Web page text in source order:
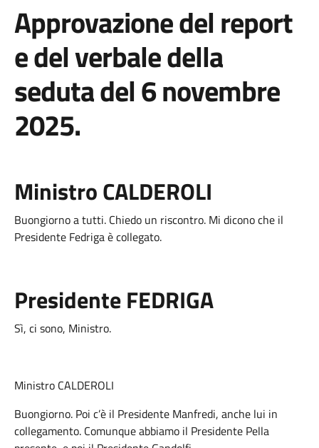
Approvazione del report
e del verbale della
seduta del 6 novembre
2025.
Ministro CALDEROLI
Buongiorno a tutti. Chiedo un riscontro. Mi dicono che il
Presidente Fedriga è collegato.
Presidente FEDRIGA
Sì, ci sono, Ministro.
Ministro CALDEROLI
Buongiorno. Poi c’è il Presidente Manfredi, anche lui in
collegamento. Comunque abbiamo il Presidente Pella